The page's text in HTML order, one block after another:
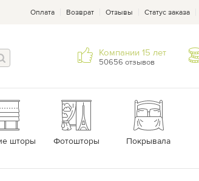
Оплата Возврат Отзывы Статус заказа
Компании 15 лет
50656 отзывов
шторы Фотошторы Покрывала